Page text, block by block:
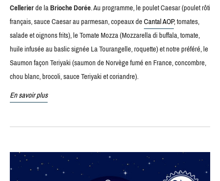
Cellerierde laBrioche Dorée. Au programme, le poulet Caesar (poulet rôti
français, sauce Caesar au parmesan, copeaux deCantal AOP, tomates,
salade et oignons frits), le Tomate Mozza (Mozzarella di buffala, tomate,
huile infusée au baslic signée La Tourangelle, roquette) et notre préféré, le
Saumon façon Teriyaki (saumon de Norvège fumé en France, concombre,
chou blanc, brocoli, sauce Teriyaki et coriandre).
En savoir plus